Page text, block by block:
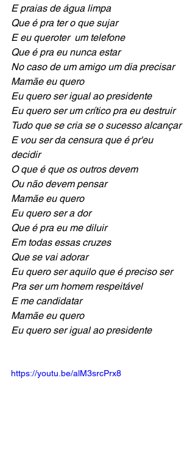
E praias de água limpa
Que é pra ter o que sujar
E eu queroter  um telefone
Que é pra eu nunca estar
No caso de um amigo um dia precisar
Mamãe eu quero
Eu quero ser igual ao presidente
Eu quero ser um crítico pra eu destruir
Tudo que se cria se o sucesso alcançar
E vou ser da censura que é pr'eu
decidir
O que é que os outros devem
Ou não devem pensar
Mamãe eu quero
Eu quero ser a dor
Que é pra eu me diluir
Em todas essas cruzes
Que se vai adorar
Eu quero ser aquilo que é preciso ser
Pra ser um homem respeitável
E me candidatar
Mamãe eu quero
Eu quero ser igual ao presidente
https://youtu.be/alM3srcPrx8